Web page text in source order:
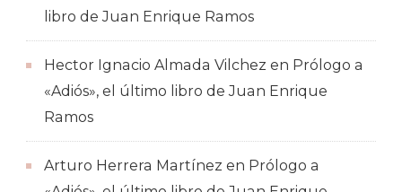
libro de Juan Enrique Ramos
Hector Ignacio Almada Vilchez en Prólogo a
«Adiós», el último libro de Juan Enrique
Ramos
Arturo Herrera Martínez en Prólogo a